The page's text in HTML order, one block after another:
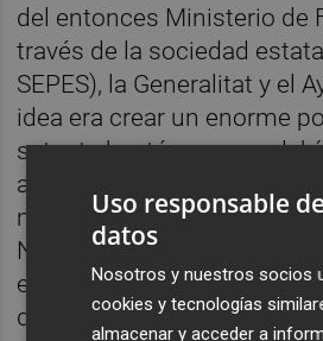
del entonces Ministerio de
través de la sociedad
SEPES), la Generalitat y el
idea era crear un enorme
setenta hectáreas, que
actividades logísticas de
marítimas, principalmente
Nunca ha llegado a entrar
en este tiempo aunque en
que era indispensable para
Uso responsable
datos
Nosotros y nuestros socios
cookies y tecnologías
almacenar y acceder a